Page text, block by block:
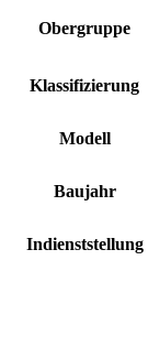
Obergruppe
Klassifizierung
Modell
Baujahr
Indienststellung